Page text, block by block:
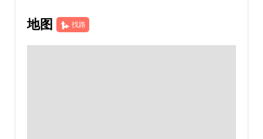
地图 找路